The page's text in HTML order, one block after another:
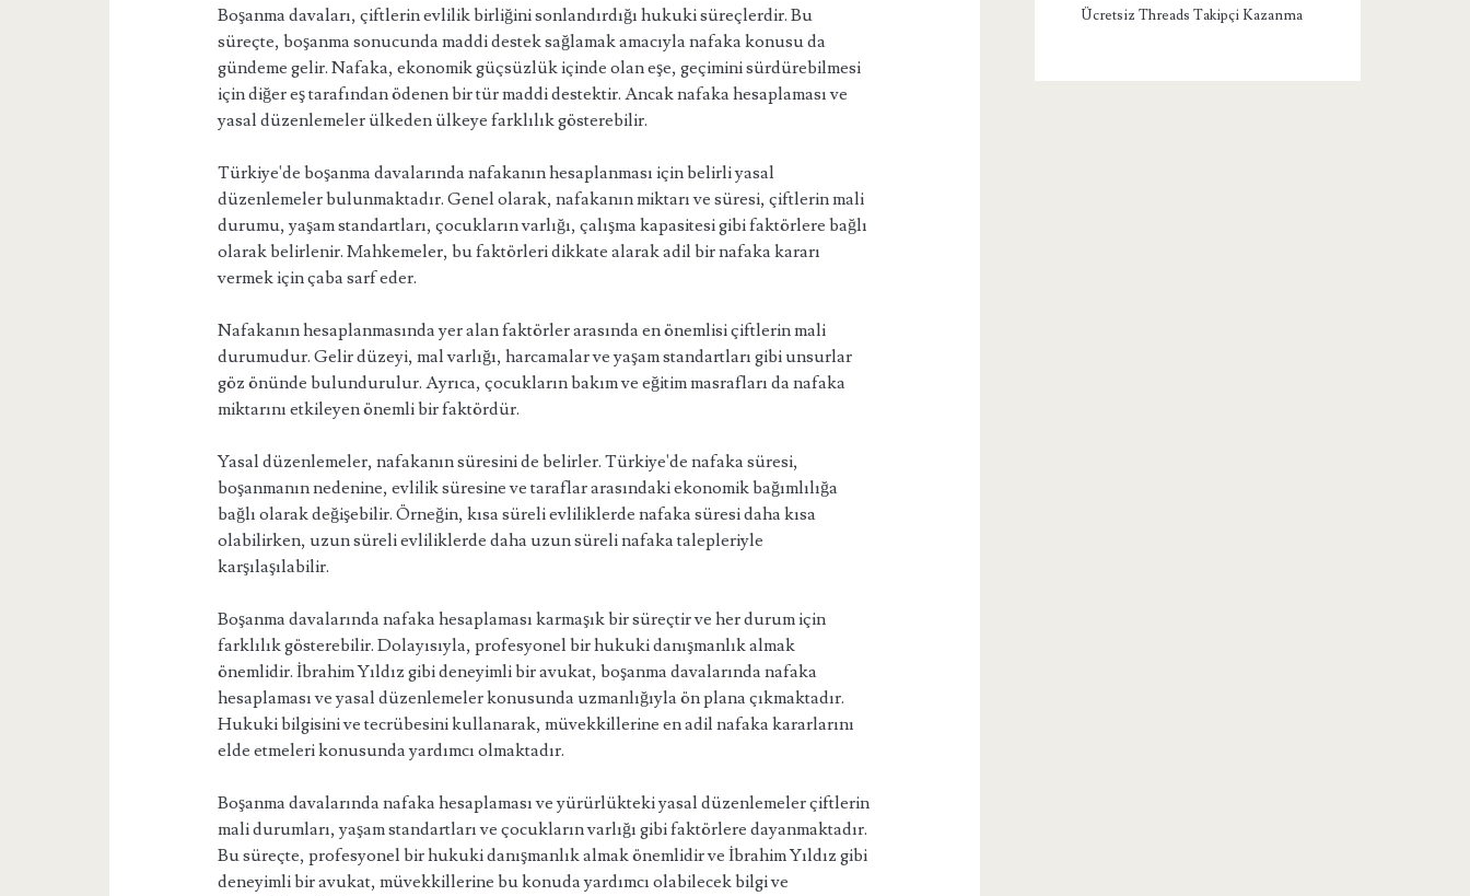
Boşanma davaları, çiftlerin evlilik birliğini sonlandırdığı hukuki süreçlerdir. Bu
süreçte, boşanma sonucunda maddi destek sağlamak amacıyla nafaka konusu da
gündeme gelir. Nafaka, ekonomik güçsüzlük içinde olan eşe, geçimini sürdürebilmesi
için diğer eş tarafından ödenen bir tür maddi destektir. Ancak nafaka hesaplaması ve
yasal düzenlemeler ülkeden ülkeye farklılık gösterebilir.
Türkiye'de boşanma davalarında nafakanın hesaplanması için belirli yasal
düzenlemeler bulunmaktadır. Genel olarak, nafakanın miktarı ve süresi, çiftlerin mali
durumu, yaşam standartları, çocukların varlığı, çalışma kapasitesi gibi faktörlere bağlı
olarak belirlenir. Mahkemeler, bu faktörleri dikkate alarak adil bir nafaka kararı
vermek için çaba sarf eder.
Nafakanın hesaplanmasında yer alan faktörler arasında en önemlisi çiftlerin mali
durumudur. Gelir düzeyi, mal varlığı, harcamalar ve yaşam standartları gibi unsurlar
göz önünde bulundurulur. Ayrıca, çocukların bakım ve eğitim masrafları da nafaka
miktarını etkileyen önemli bir faktördür.
Yasal düzenlemeler, nafakanın süresini de belirler. Türkiye'de nafaka süresi,
boşanmanın nedenine, evlilik süresine ve taraflar arasındaki ekonomik bağımlılığa
bağlı olarak değişebilir. Örneğin, kısa süreli evliliklerde nafaka süresi daha kısa
olabilirken, uzun süreli evliliklerde daha uzun süreli nafaka talepleriyle
karşılaşılabilir.
Boşanma davalarında nafaka hesaplaması karmaşık bir süreçtir ve her durum için
farklılık gösterebilir. Dolayısıyla, profesyonel bir hukuki danışmanlık almak
önemlidir. İbrahim Yıldız gibi deneyimli bir avukat, boşanma davalarında nafaka
hesaplaması ve yasal düzenlemeler konusunda uzmanlığıyla ön plana çıkmaktadır.
Hukuki bilgisini ve tecrübesini kullanarak, müvekkillerine en adil nafaka kararlarını
elde etmeleri konusunda yardımcı olmaktadır.
Boşanma davalarında nafaka hesaplaması ve yürürlükteki yasal düzenlemeler çiftlerin
mali durumları, yaşam standartları ve çocukların varlığı gibi faktörlere dayanmaktadır.
Bu süreçte, profesyonel bir hukuki danışmanlık almak önemlidir ve İbrahim Yıldız gibi
deneyimli bir avukat, müvekkillerine bu konuda yardımcı olabilecek bilgi ve
Ücretsiz Threads Takipçi Kazanma